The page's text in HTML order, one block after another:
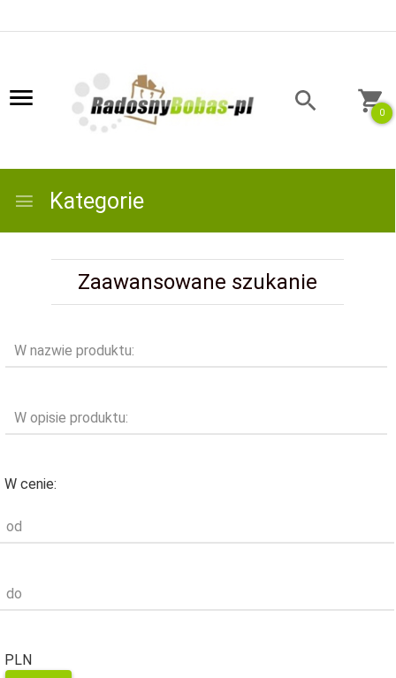
0
Kategorie
Zaawansowane szukanie
W nazwie produktu:
W opisie produktu:
W cenie:
od
do
PLN